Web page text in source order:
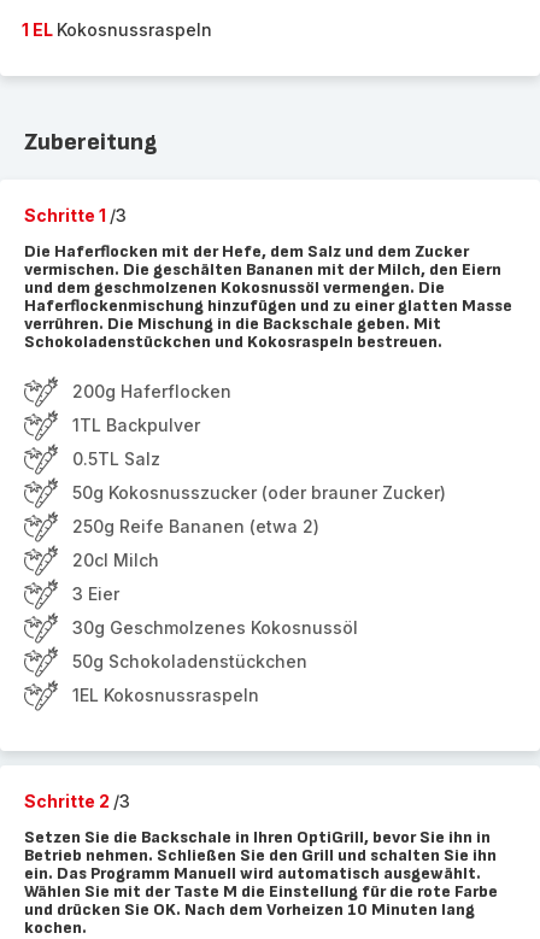
1 EL Kokosnussraspeln
Zubereitung
Schritte 1 /3
Die Haferflocken mit der Hefe, dem Salz und dem Zucker
vermischen. Die geschälten Bananen mit der Milch, den Eiern
und dem geschmolzenen Kokosnussöl vermengen. Die
Haferflockenmischung hinzufügen und zu einer glatten Masse
verrühren. Die Mischung in die Backschale geben. Mit
Schokoladenstückchen und Kokosraspeln bestreuen.
200g Haferflocken
1TL Backpulver
0.5TL Salz
50g Kokosnusszucker (oder brauner Zucker)
250g Reife Bananen (etwa 2)
20cl Milch
3 Eier
30g Geschmolzenes Kokosnussöl
50g Schokoladenstückchen
1EL Kokosnussraspeln
Schritte 2 /3
Setzen Sie die Backschale in Ihren OptiGrill, bevor Sie ihn in
Betrieb nehmen. Schließen Sie den Grill und schalten Sie ihn
ein. Das Programm Manuell wird automatisch ausgewählt.
Wählen Sie mit der Taste M die Einstellung für die rote Farbe
und drücken Sie OK. Nach dem Vorheizen 10 Minuten lang
kochen.